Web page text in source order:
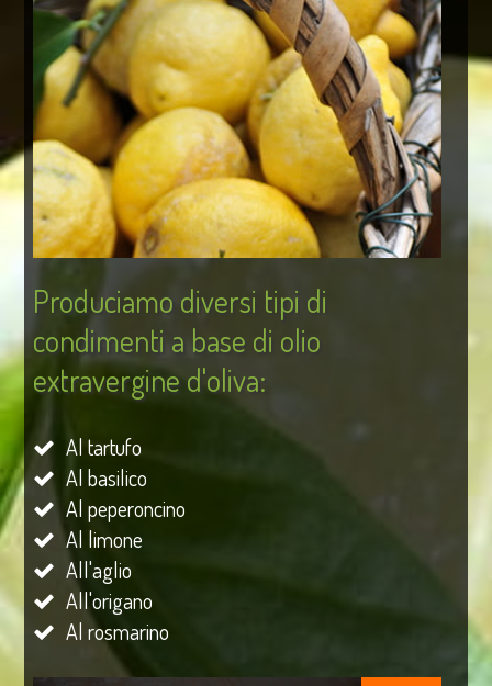
Produciamo diversi tipi di
condimenti a base di olio
extravergine d'oliva:
Al tartufo
Al basilico
Al peperoncino
Al limone
All'aglio
All'origano
Al rosmarino